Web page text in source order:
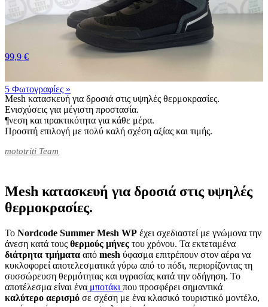
5 Φωτογραφίες »
99,9 €
Mesh κατασκευή για δροσιά στις υψηλές θερμοκρασίες.
Ενισχύσεις για μέγιστη προστασία.
¶νεση και πρακτικότητα για κάθε μέρα.
Προσιτή επιλογή με πολύ καλή σχέση αξίας και τιμής.
mototriti Team
Mesh κατασκευή για δροσιά στις υψηλές
θερμοκρασίες.
Το Nordcode Summer Mesh WP έχει σχεδιαστεί με γνώμονα την
άνεση κατά τους θερμούς μήνες του χρόνου. Τα εκτεταμένα
διάτρητα τμήματα από mesh ύφασμα επιτρέπουν στον αέρα να
κυκλοφορεί αποτελεσματικά γύρω από το πόδι, περιορίζοντας τη
συσσώρευση θερμότητας και υγρασίας κατά την οδήγηση. Το
αποτέλεσμα είναι ένα μποτάκι που προσφέρει σημαντικά
καλύτερο αερισμό σε σχέση με ένα κλασικό τουριστικό μοντέλο,